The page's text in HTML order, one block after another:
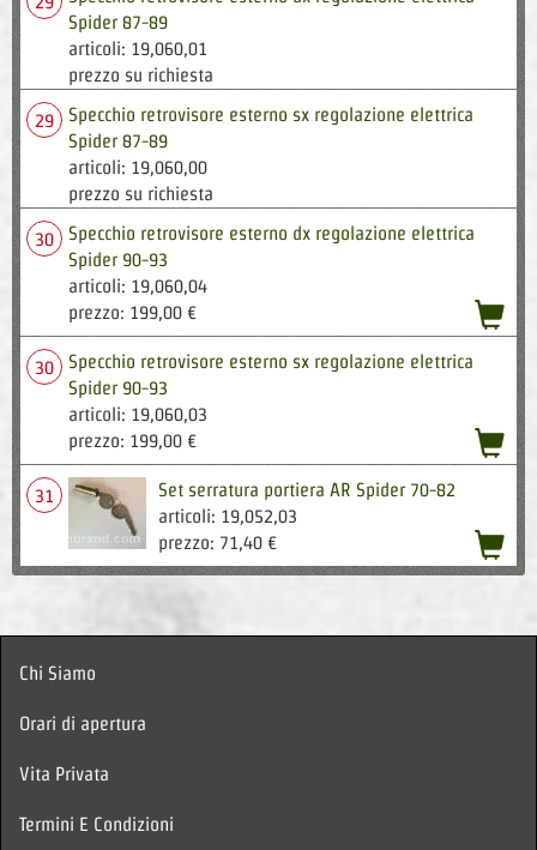
Spider 87-89
articoli: 19,060,01
prezzo su richiesta
29
Specchio retrovisore esterno sx regolazione elettrica
Spider 87-89
articoli: 19,060,00
prezzo su richiesta
30
Specchio retrovisore esterno dx regolazione elettrica
Spider 90-93
articoli: 19,060,04
prezzo: 199,00 €
30
Specchio retrovisore esterno sx regolazione elettrica
Spider 90-93
articoli: 19,060,03
prezzo: 199,00 €
31
Set serratura portiera AR Spider 70-82
articoli: 19,052,03
prezzo: 71,40 €
Chi Siamo
Orari di apertura
Vita Privata
Termini E Condizioni